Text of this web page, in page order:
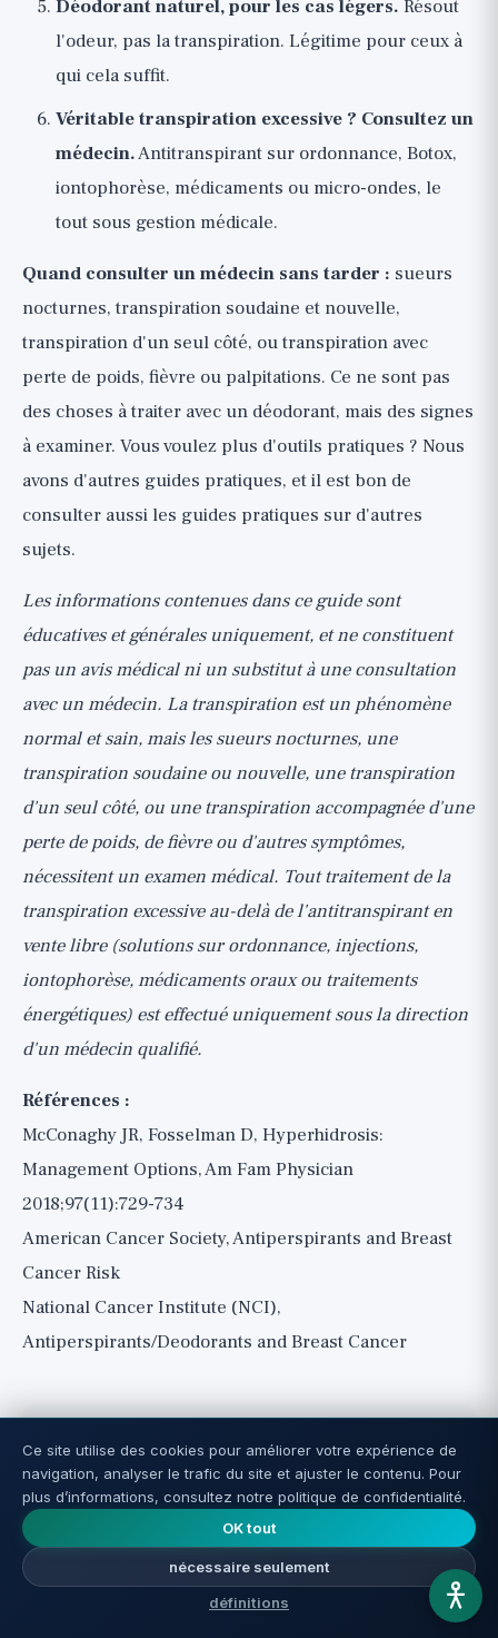
Déodorant naturel, pour les cas légers. Résout
l'odeur, pas la transpiration. Légitime pour ceux à
qui cela suffit.
Véritable transpiration excessive ? Consultez un
médecin.Antitranspirant sur ordonnance, Botox,
iontophorèse, médicaments ou micro-ondes, le
tout sous gestion médicale.
Quand consulter un médecin sans tarder : sueurs
nocturnes, transpiration soudaine et nouvelle,
transpiration d'un seul côté, ou transpiration avec
perte de poids, fièvre ou palpitations. Ce ne sont pas
des choses à traiter avec un déodorant, mais des signes
à examiner. Vous voulez plus d'outils pratiques ? Nous
avons d'autres guides pratiques, et il est bon de
consulter aussi les guides pratiques sur d'autres
sujets.
Les informations contenues dans ce guide sont
éducatives et générales uniquement, et ne constituent
pas un avis médical ni un substitut à une consultation
avec un médecin. La transpiration est un phénomène
normal et sain, mais les sueurs nocturnes, une
transpiration soudaine ou nouvelle, une transpiration
d'un seul côté, ou une transpiration accompagnée d'une
perte de poids, de fièvre ou d'autres symptômes,
nécessitent un examen médical. Tout traitement de la
transpiration excessive au-delà de l'antitranspirant en
vente libre (solutions sur ordonnance, injections,
iontophorèse, médicaments oraux ou traitements
énergétiques) est effectué uniquement sous la direction
d'un médecin qualifié.
Références :
McConaghy JR, Fosselman D, Hyperhidrosis:
Management Options, Am Fam Physician
2018;97(11):729-734
American Cancer Society, Antiperspirants and Breast
Cancer Risk
National Cancer Institute (NCI),
Antiperspirants/Deodorants and Breast Cancer
Nir Nagar
Nir Nagar, fondateur et rédacteur de Reverse Aging
et biohacker fort de plus de 20 ans d'expérience
Ce site utilise des cookies pour améliorer votre expérience de
navigation, analyser le trafic du site et ajuster le contenu. Pour
plus d’informations, consultez notre politique de confidentialité.
OK tout
nécessaire seulement
définitions